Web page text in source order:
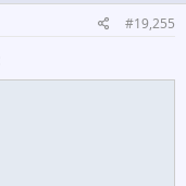
#19,255